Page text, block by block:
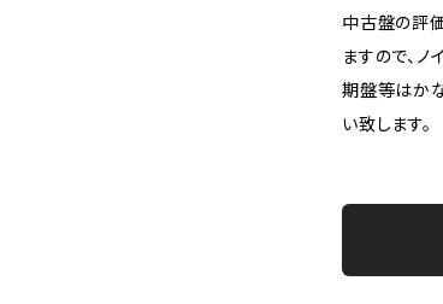
中古盤の評
ますので、
期盤等はか
い致します。